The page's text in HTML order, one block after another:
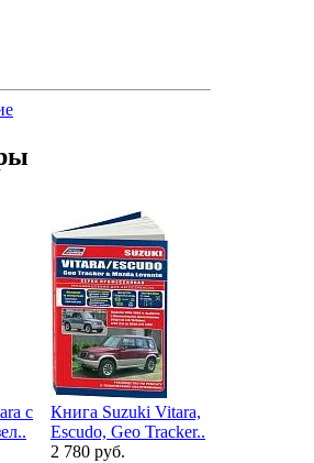
с
Книга Suzuki Vitara,
Escudo, Geo Tracker..
2 780 руб.